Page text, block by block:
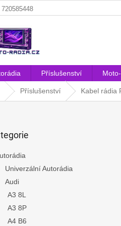
720585448
Příslušenství
Domů Příslušenství Kabel rádia
Univerzální Autorádia
Audi
A3 8L
A3 8P
A4 B6